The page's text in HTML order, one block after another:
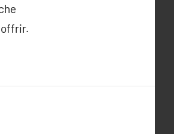
offrir.